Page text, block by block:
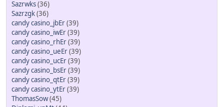
Sazrwks(36)
Sazrzgk(36)
candy casino_jbEr(39)
candy casino_iwEr(39)
candy casino_rhEr(39)
candy casino_ueEr(39)
candy casino_ucEr(39)
candy casino_bsEr(39)
candy casino_qtEr(39)
candy casino_ytEr(39)
ThomasSow(45)